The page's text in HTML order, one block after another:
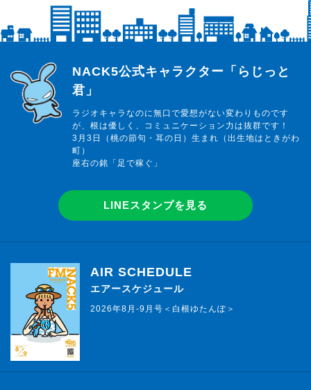
らじっと君
NACK5公式キャラクター「らじっと
君」
ラジオキャラなのに無口で愛想がない変わりものです
が、根は優しく、コミュニケーション力は抜群です！
3月3日（桃の節句・耳の日）生まれ（出生地はときがわ
町）
座右の銘「足で稼ぐ」
LINEスタンプを見る
AIR SCHEDULE
エアースケジュール
2026年8月-9月号＜白根ゆたんぽ＞